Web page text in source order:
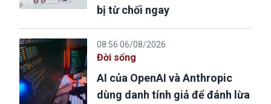
bị từ chối ngay
08:56 06/08/2026
Đời sống
AI của OpenAI và Anthropic
dùng danh tính giả để đánh lừa